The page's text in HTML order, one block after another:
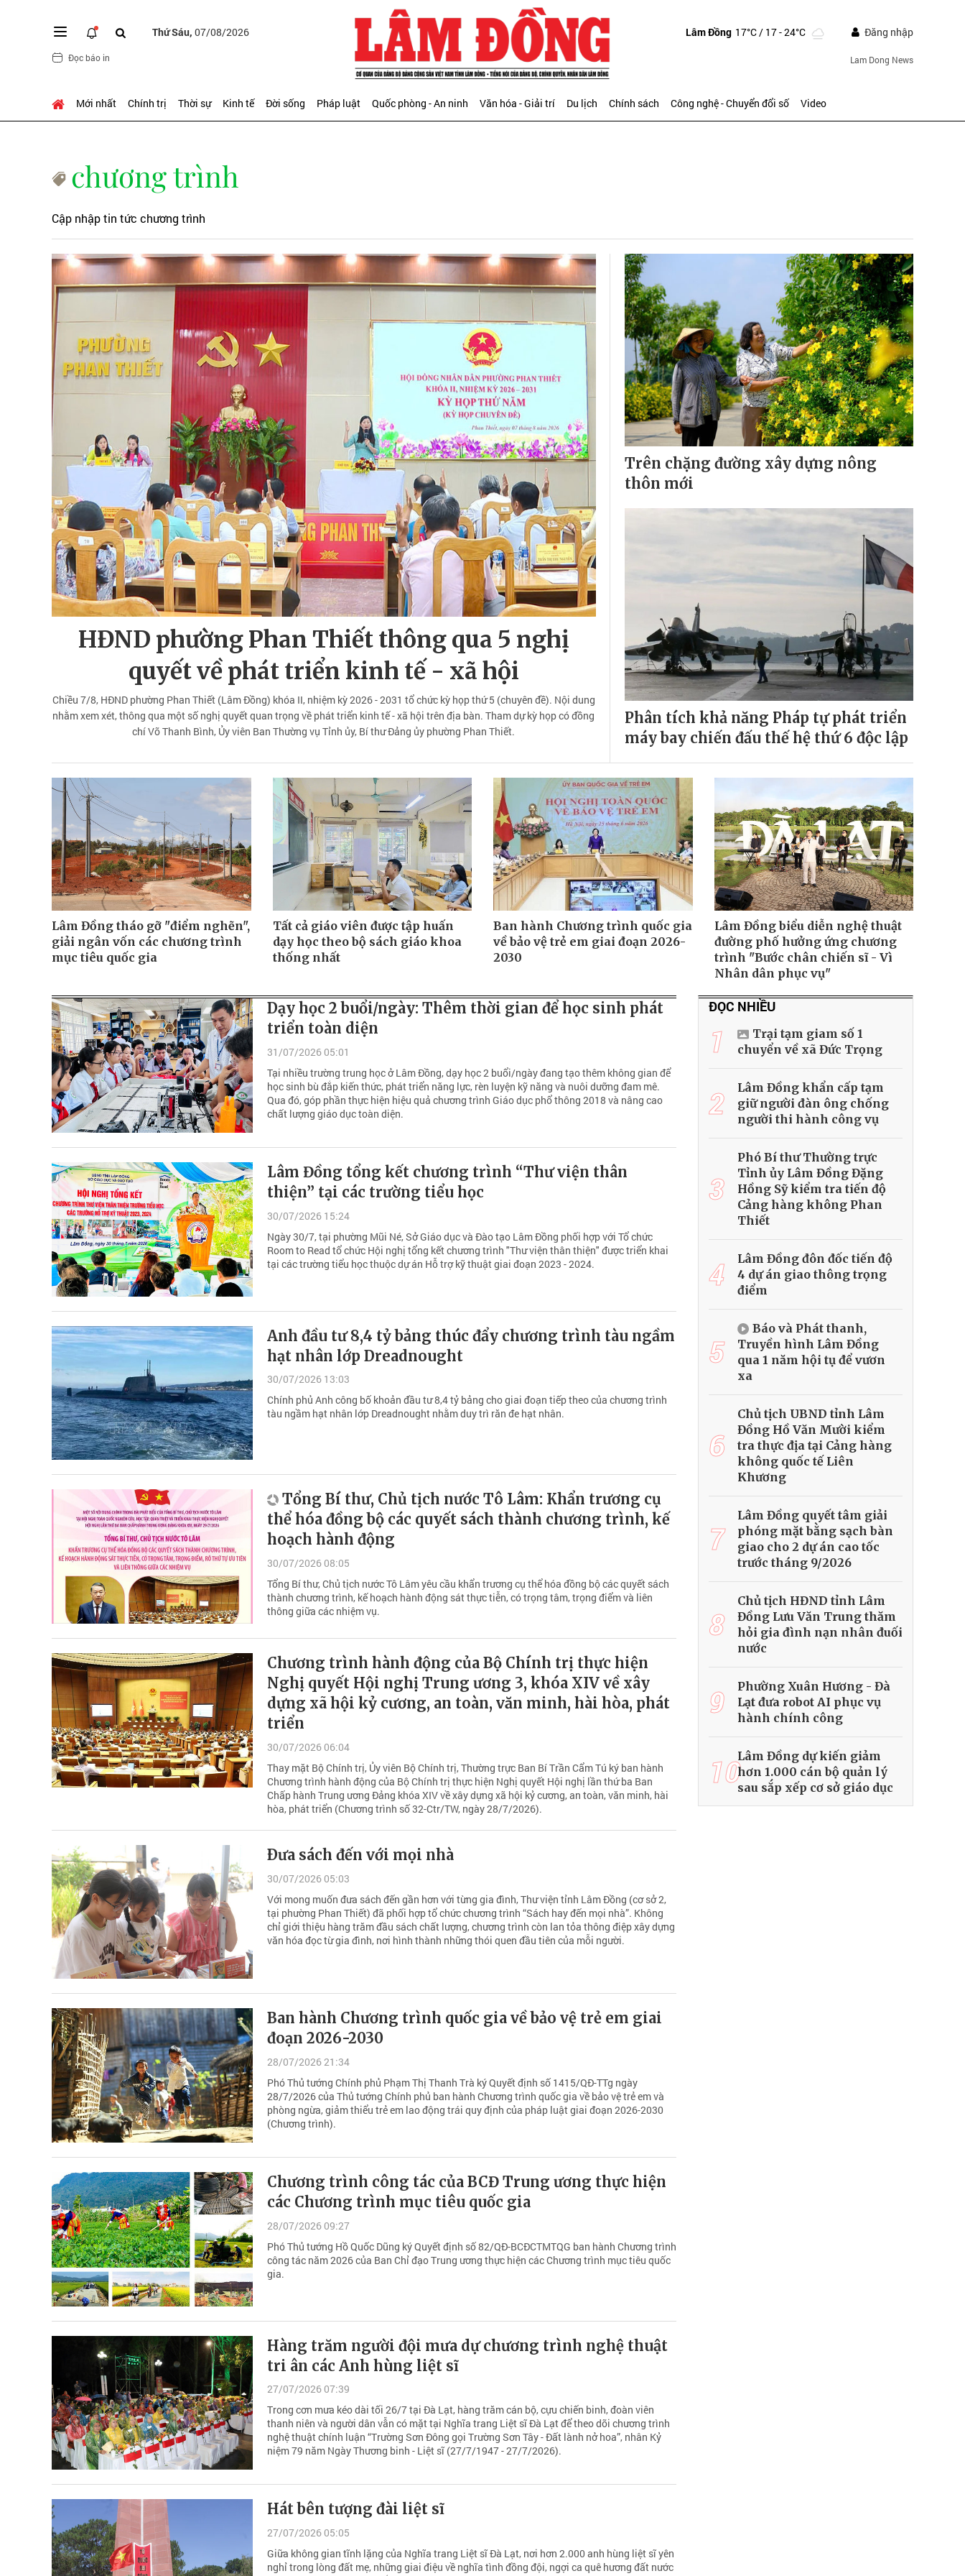
Thứ Sáu, 07/08/2026
Đọc báo in
Lâm Đồng 17°C/ 17 - 24°C Đăng nhập
Lam Dong News
Mới nhất Chính trị Thời sự Kinh tế Đời sống Pháp luật Quốc phòng - An ninh Văn hóa - Giải trí Du lịch Chính sách Công nghệ - Chuyển đổi số Video
chương trình
Cập nhập tin tức chương trình
HĐND phường Phan Thiết thông qua 5 nghị
quyết về phát triển kinh tế - xã hội
Chiều 7/8, HĐND phường Phan Thiết (Lâm Đồng) khóa II, nhiệm kỳ 2026 - 2031 tổ chức kỳ họp thứ 5 (chuyên đề). Nội dung
nhằm xem xét, thông qua một số nghị quyết quan trọng về phát triển kinh tế - xã hội trên địa bàn. Tham dự kỳ họp có đồng
chí Võ Thanh Bình, Ủy viên Ban Thường vụ Tỉnh ủy, Bí thư Đảng ủy phường Phan Thiết.
Trên chặng đường xây dựng nông
thôn mới
Phân tích khả năng Pháp tự phát triển
máy bay chiến đấu thế hệ thứ 6 độc lập
Lâm Đồng tháo gỡ "điểm nghẽn",
giải ngân vốn các chương trình
mục tiêu quốc gia
Tất cả giáo viên được tập huấn
dạy học theo bộ sách giáo khoa
thống nhất
Ban hành Chương trình quốc gia
về bảo vệ trẻ em giai đoạn 2026-
2030
Lâm Đồng biểu diễn nghệ thuật
đường phố hưởng ứng chương
trình "Bước chân chiến sĩ - Vì
Nhân dân phục vụ"
Dạy học 2 buổi/ngày: Thêm thời gian để học sinh phát
triển toàn diện
31/07/2026 05:01
Tại nhiều trường trung học ở Lâm Đồng, dạy học 2 buổi/ngày đang tạo thêm không gian để
học sinh bù đắp kiến thức, phát triển năng lực, rèn luyện kỹ năng và nuôi dưỡng đam mê.
Qua đó, góp phần thực hiện hiệu quả chương trình Giáo dục phổ thông 2018 và nâng cao
chất lượng giáo dục toàn diện.
Lâm Đồng tổng kết chương trình “Thư viện thân
thiện” tại các trường tiểu học
30/07/2026 15:24
Ngày 30/7, tại phường Mũi Né, Sở Giáo dục và Đào tạo Lâm Đồng phối hợp với Tổ chức
Room to Read tổ chức Hội nghị tổng kết chương trình "Thư viện thân thiện" được triển khai
tại các trường tiểu học thuộc dự án Hỗ trợ kỹ thuật giai đoạn 2023 - 2024.
Anh đầu tư 8,4 tỷ bảng thúc đẩy chương trình tàu ngầm
hạt nhân lớp Dreadnought
30/07/2026 13:03
Chính phủ Anh công bố khoản đầu tư 8,4 tỷ bảng cho giai đoạn tiếp theo của chương trình
tàu ngầm hạt nhân lớp Dreadnought nhằm duy trì răn đe hạt nhân.
Tổng Bí thư, Chủ tịch nước Tô Lâm: Khẩn trương cụ
thể hóa đồng bộ các quyết sách thành chương trình, kế
hoạch hành động
30/07/2026 08:05
Tổng Bí thư, Chủ tịch nước Tô Lâm yêu cầu khẩn trương cụ thể hóa đồng bộ các quyết sách
thành chương trình, kế hoạch hành động sát thực tiễn, có trọng tâm, trọng điểm và liên
thông giữa các nhiệm vụ.
Chương trình hành động của Bộ Chính trị thực hiện
Nghị quyết Hội nghị Trung ương 3, khóa XIV về xây
dựng xã hội kỷ cương, an toàn, văn minh, hài hòa, phát
triển
30/07/2026 06:04
Thay mặt Bộ Chính trị, Ủy viên Bộ Chính trị, Thường trực Ban Bí Trần Cẩm Tú ký ban hành
Chương trình hành động của Bộ Chính trị thực hiện Nghị quyết Hội nghị lần thứ ba Ban
Chấp hành Trung ương Đảng khóa XIV về xây dựng xã hội kỷ cương, an toàn, văn minh, hài
hòa, phát triển (Chương trình số 32-Ctr/TW, ngày 28/7/2026).
Ðưa sách đến với mọi nhà
30/07/2026 05:03
Với mong muốn đưa sách đến gần hơn với từng gia đình, Thư viện tỉnh Lâm Đồng (cơ sở 2,
tại phường Phan Thiết) đã phối hợp tổ chức chương trình “Sách hay đến mọi nhà”. Không
chỉ giới thiệu hàng trăm đầu sách chất lượng, chương trình còn lan tỏa thông điệp xây dựng
văn hóa đọc từ gia đình, nơi hình thành những thói quen đầu tiên của mỗi người.
Ban hành Chương trình quốc gia về bảo vệ trẻ em giai
đoạn 2026-2030
28/07/2026 21:34
Phó Thủ tướng Chính phủ Phạm Thị Thanh Trà ký Quyết định số 1415/QĐ-TTg ngày
28/7/2026 của Thủ tướng Chính phủ ban hành Chương trình quốc gia về bảo vệ trẻ em và
phòng ngừa, giảm thiểu trẻ em lao động trái quy định của pháp luật giai đoạn 2026-2030
(Chương trình).
Chương trình công tác của BCĐ Trung ương thực hiện
các Chương trình mục tiêu quốc gia
28/07/2026 09:27
Phó Thủ tướng Hồ Quốc Dũng ký Quyết định số 82/QĐ-BCĐCTMTQG ban hành Chương trình
công tác năm 2026 của Ban Chỉ đạo Trung ương thực hiện các Chương trình mục tiêu quốc
gia.
Hàng trăm người đội mưa dự chương trình nghệ thuật
tri ân các Anh hùng liệt sĩ
27/07/2026 07:39
Trong cơn mưa kéo dài tối 26/7 tại Đà Lạt, hàng trăm cán bộ, cựu chiến binh, đoàn viên
thanh niên và người dân vẫn có mặt tại Nghĩa trang Liệt sĩ Đà Lạt để theo dõi chương trình
nghệ thuật chính luận “Trường Sơn Đông gọi Trường Sơn Tây - Đất lành nở hoa”, nhân Kỷ
niệm 79 năm Ngày Thương binh - Liệt sĩ (27/7/1947 - 27/7/2026).
Hát bên tượng đài liệt sĩ
27/07/2026 05:05
Giữa không gian tĩnh lặng của Nghĩa trang Liệt sĩ Đà Lạt, nơi hơn 2.000 anh hùng liệt sĩ yên
nghỉ trong lòng đất mẹ, những giai điệu về nghĩa tình đồng đội, ngợi ca quê hương đất nước
ĐỌC NHIỀU
1
Trại tạm giam số 1
chuyển về xã Đức Trọng
2
Lâm Đồng khẩn cấp tạm
giữ người đàn ông chống
người thi hành công vụ
3
Phó Bí thư Thường trực
Tỉnh ủy Lâm Đồng Đặng
Hồng Sỹ kiểm tra tiến độ
Cảng hàng không Phan
Thiết
4
Lâm Đồng đôn đốc tiến độ
4 dự án giao thông trọng
điểm
5
Báo và Phát thanh,
Truyền hình Lâm Đồng
qua 1 năm hội tụ để vươn
xa
6
Chủ tịch UBND tỉnh Lâm
Đồng Hồ Văn Mười kiểm
tra thực địa tại Cảng hàng
không quốc tế Liên
Khương
7
Lâm Đồng quyết tâm giải
phóng mặt bằng sạch bàn
giao cho 2 dự án cao tốc
trước tháng 9/2026
8
Chủ tịch HĐND tỉnh Lâm
Đồng Lưu Văn Trung thăm
hỏi gia đình nạn nhân đuối
nước
9
Phường Xuân Hương - Đà
Lạt đưa robot AI phục vụ
hành chính công
10Lâm Đồng dự kiến giảm
hơn 1.000 cán bộ quản lý
sau sắp xếp cơ sở giáo dục